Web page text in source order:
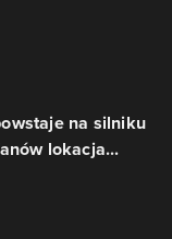
na silniku
lokacja...